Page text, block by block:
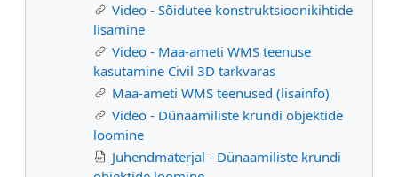
Video - Sõidutee konstruktsioonikihtide
lisamine
Video - Maa-ameti WMS teenuse
kasutamine Civil 3D tarkvaras
Maa-ameti WMS teenused (lisainfo)
Video - Dünaamiliste krundi objektide
loomine
Juhendmaterjal - Dünaamiliste krundi